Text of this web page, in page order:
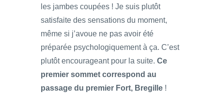
les jambes coupées ! Je suis plutôt
satisfaite des sensations du moment,
même si j’avoue ne pas avoir été
préparée psychologiquement à ça. C’est
plutôt encourageant pour la suite. Ce
premier sommet correspond au
passage du premier Fort, Bregille !